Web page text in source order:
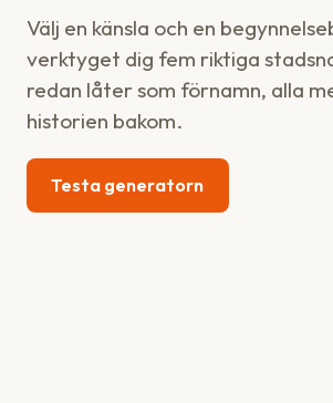
Välj en känsla och en
verktyget dig fem riktiga
redan låter som förnamn, alla
historien bakom.
Testa generatorn